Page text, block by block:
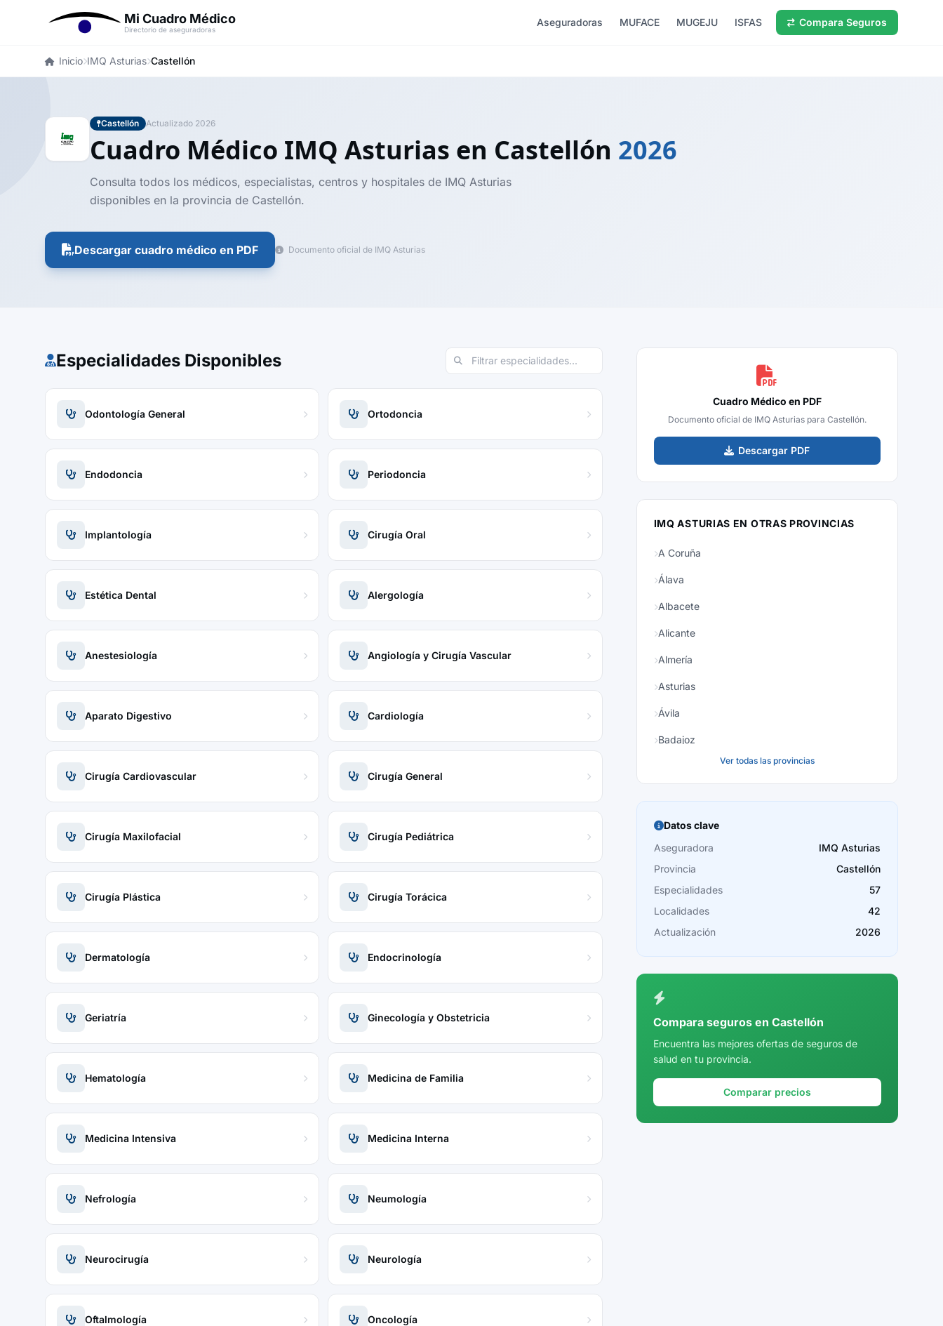
Mi Cuadro Médico
Directorio de aseguradoras
Aseguradoras MUFACE MUGEJU ISFAS Compara Seguros
Inicio IMQ Asturias Castellón
Castellón Actualizado 2026
Cuadro Médico IMQ Asturias en Castellón 2026
Consulta todos los médicos, especialistas, centros y hospitales de IMQ Asturias
disponibles en la provincia de Castellón.
Descargar cuadro médico en PDF Documento oficial de IMQ Asturias
Especialidades Disponibles
Odontología General Ortodoncia
Endodoncia Periodoncia
Implantología Cirugía Oral
Estética Dental Alergología
Anestesiología Angiología y Cirugía Vascular
Aparato Digestivo Cardiología
Cirugía Cardiovascular Cirugía General
Cirugía Maxilofacial Cirugía Pediátrica
Cirugía Plástica Cirugía Torácica
Dermatología Endocrinología
Geriatría Ginecología y Obstetricia
Hematología Medicina de Familia
Medicina Intensiva Medicina Interna
Nefrología Neumología
Neurocirugía Neurología
Oftalmología Oncología
Cuadro Médico en PDF
Documento oficial de IMQ Asturias para Castellón.
Descargar PDF
IMQ ASTURIAS EN OTRAS PROVINCIAS
A Coruña
Álava
Albacete
Alicante
Almería
Asturias
Ávila
Badajoz
Burgos
Cáceres
Cádiz
Cantabria
Castellón
Córdoba
Cuenca
Girona
Ver todas las provincias
Datos clave
Aseguradora
IMQ Asturias
Provincia
Castellón
Especialidades
57
Localidades
42
Actualización
2026
Compara seguros en Castellón
Encuentra las mejores ofertas de seguros de
salud en tu provincia.
Comparar precios